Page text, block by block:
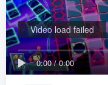
0:00/0:00
Video load failed